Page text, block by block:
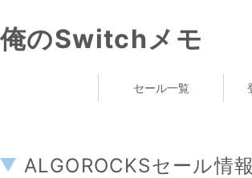
俺のSwitchメモ
セール一覧
ALGOROCKSセール情報